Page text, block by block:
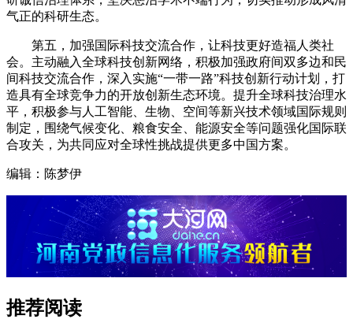
气正的科研生态。
第五，加强国际科技交流合作，让科技更好造福人类社
会。主动融入全球科技创新网络，积极加强政府间双多边和民
间科技交流合作，深入实施“一带一路”科技创新行动计划，打
造具有全球竞争力的开放创新生态环境。提升全球科技治理水
平，积极参与人工智能、生物、空间等新兴技术领域国际规则
制定，围绕气候变化、粮食安全、能源安全等问题强化国际联
合攻关，为共同应对全球性挑战提供更多中国方案。
编辑：陈梦伊
推荐阅读